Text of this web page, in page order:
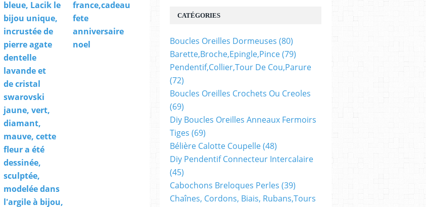
bleue, Lacik le
bijou unique,
incrustée de
pierre agate
dentelle
lavande et
de cristal
swarovski
jaune, vert,
diamant,
mauve, cette
fleur a été
dessinée,
sculptée,
modelée dans
l'argile à bijou,
france,cadeau
fete
anniversaire
noel
CATÉGORIES
Boucles Oreilles Dormeuses (80)
Barette,broche,epingle,pince(79)
Pendentif,collier,tour De Cou,parure
(72)
Boucles Oreilles Crochets Ou Creoles
(69)
Diy Boucles Oreilles Anneaux Fermoirs
Tiges (69)
Bélière Calotte Coupelle(48)
Diy Pendentif Connecteur Intercalaire
(45)
Cabochons Breloques Perles (39)
Chaînes, Cordons, Biais, Rubans,tours